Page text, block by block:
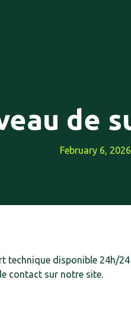
de
February 6, 2026
technique disponible 24h/
contact sur notre site.